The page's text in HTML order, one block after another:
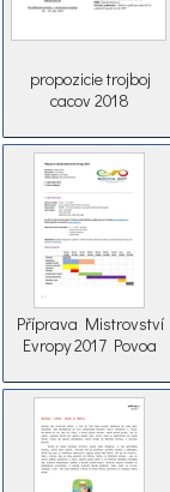
propozicie trojboj
cacov 2018
Příprava Mistrovství
Evropy 2017 Povoa